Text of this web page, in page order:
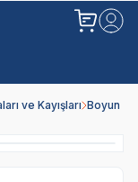
ve Kayışları Boyun